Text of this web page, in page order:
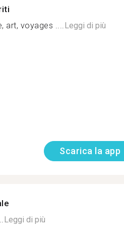
art, voyages ....Leggi di più
Scarica la app
Leggi di più